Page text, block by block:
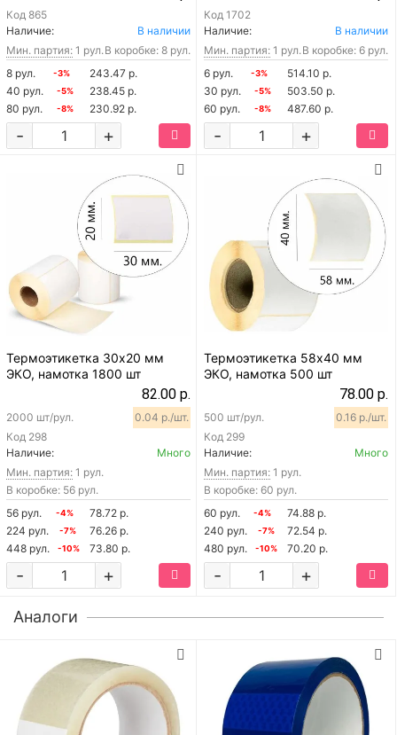
Код 865
Наличие:
В наличии
Мин. партия: 1 рул. В коробке: 8 рул.
8 рул.
-3%
243.47 р.
40 рул.
-5%
238.45 р.
80 рул.
-8% 230.92 р.
+
-
Код 1702
Наличие:
В наличии
Мин. партия: 1 рул. В коробке: 6 рул.
6 рул.
-3%
514.10 р.
30 рул.
-5%
503.50 р.
60 рул.
-8% 487.60 р.
+
-
Термоэтикетка 30х20 мм
ЭКО, намотка 1800 шт
82.00 р.
Код 298
2000 шт/рул. 0.04 р./шт.
Наличие:
Много
Мин. партия: 1 рул.
В коробке: 56 рул.
56 рул.
-4%
78.72 р.
224 рул.
-7%
76.26 р.
448 рул.
-10% 73.80 р.
+
-
Термоэтикетка 58х40 мм
ЭКО, намотка 500 шт
78.00 р.
Код 299
500 шт/рул. 0.16 р./шт.
Наличие:
Много
Мин. партия: 1 рул.
В коробке: 60 рул.
60 рул.
-4%
74.88 р.
240 рул.
-7%
72.54 р.
480 рул.
-10% 70.20 р.
+
-
Аналоги